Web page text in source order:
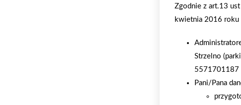
Zgodnie z art.13
kwietnia 2016 roku
Strzelno
5571701187
Pani/Pana